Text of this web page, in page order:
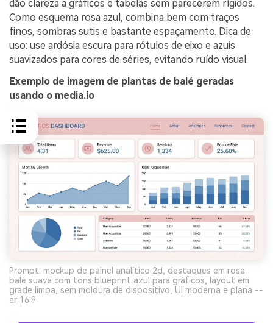
dão clareza a gráficos e tabelas sem parecerem rígidos.
Como esquema rosa azul, combina bem com traços
finos, sombras sutis e bastante espaçamento. Dica de
uso: use ardósia escura para rótulos de eixo e azuis
suavizados para cores de séries, evitando ruído visual.
Exemplo de imagem de plantas de balé geradas
usando o media.io
Prompt: mockup de painel analítico 2d, destaques em rosa
balé suave com tons blueprint azul para gráficos, layout em
grade limpa, sem moldura de dispositivo, UI moderna e plana --
ar 16:9